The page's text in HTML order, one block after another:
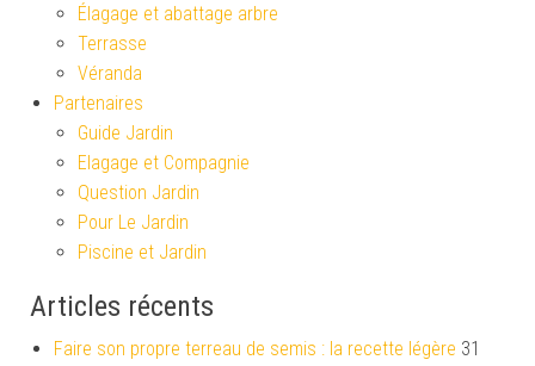
Élagage et abattage arbre
Terrasse
Véranda
Partenaires
Guide Jardin
Elagage et Compagnie
Question Jardin
Pour Le Jardin
Piscine et Jardin
Articles récents
Faire son propre terreau de semis : la recette légère 31